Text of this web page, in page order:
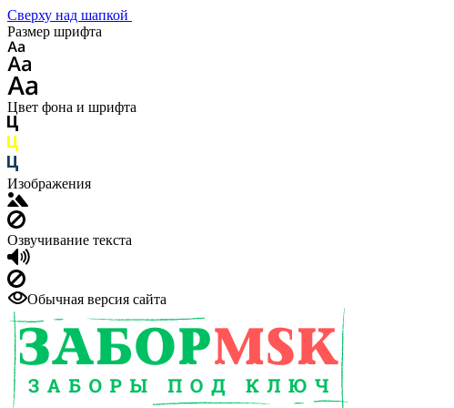
Сверху над шапкой
Размер шрифта
Цвет фона и шрифта
Изображения
Озвучивание текста
Обычная версия сайта